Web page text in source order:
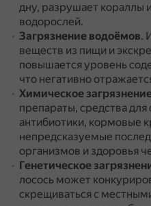
дну, разрушает кораллы
водорослей.
Загрязнение водоёмов.
веществ из пищи и
повышается уровень
что негативно
Химическое
препараты, средства для
антибиотики, кормовые
непредсказуемые
организмов и здоровья
Генетическое
лосось может
скрещиваться с